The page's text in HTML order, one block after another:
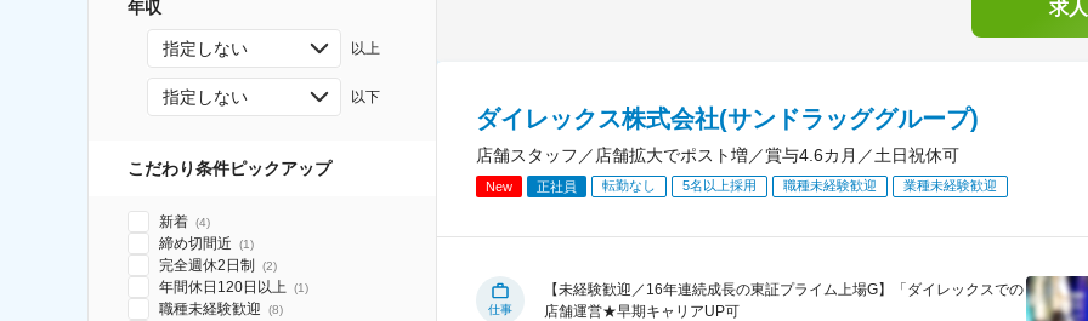
年収
指定しない 以上
指定しない 以下
こだわり条件ピックアップ
新着 (4)
締め切間近 (1)
完全週休2日制 (2)
年間休日120日以上 (1)
職種未経験歓迎 (8)
求
ダイレックス株式会社(サンドラッググループ)
店舗スタッフ／店舗拡大でポスト増／賞与4.6カ月／土日祝休可
New 正社員 転勤なし 5名以上採用 職種未経験歓迎 業種未経験歓迎
仕事
【未経験歓迎／16年連続成長の東証プライム上場G】「ダイレックスでの
店舗運営★早期キャリアUP可